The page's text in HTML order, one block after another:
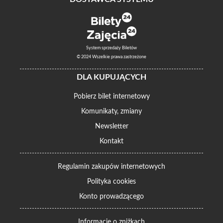
System sprzedaży Biletów
© 2024 Wszelkie prawa zastrzeżone
DLA KUPUJĄCYCH
Pobierz bilet internetowy
Komunikaty, zmiany
Newsletter
Kontakt
Regulamin zakupów internetowych
Polityka cookies
Konto prowadzącego